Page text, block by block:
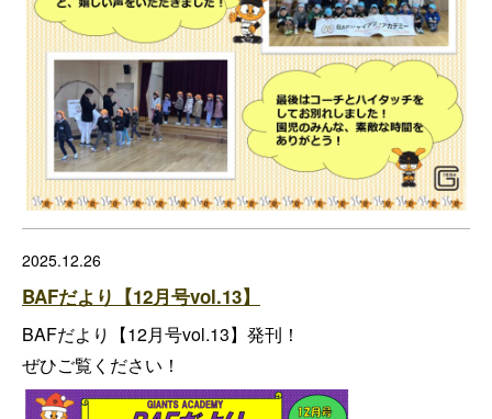
2025.12.26
BAFだより【12月号vol.13】
BAFだより【12月号vol.13】発刊！
ぜひご覧ください！